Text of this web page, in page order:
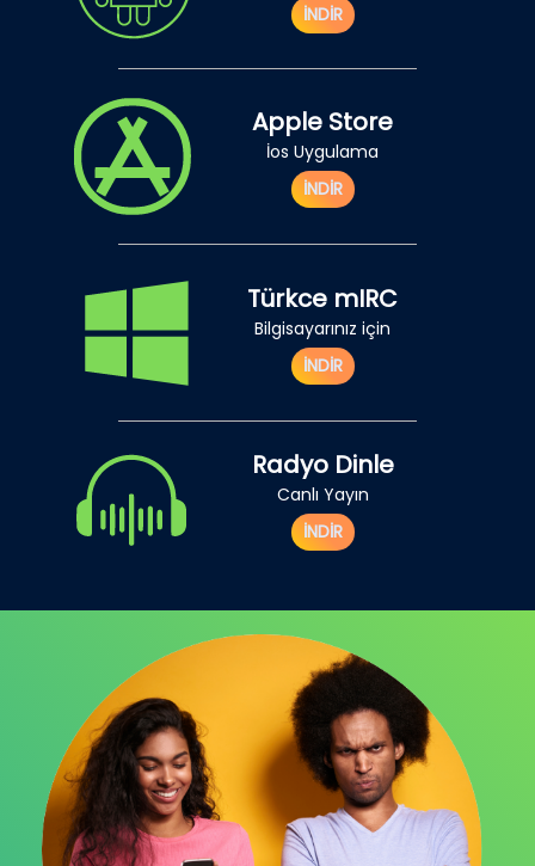
İNDİR
Apple Store
İos Uygulama
İNDİR
Türkce mIRC
Bilgisayarınız için
İNDİR
Radyo Dinle
Canlı Yayın
İNDİR